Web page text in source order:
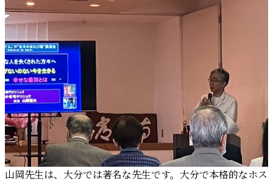
山岡先生は、大分では著名な先生です。大分で本格的なホス